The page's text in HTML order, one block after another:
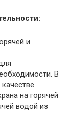
и
В
на горячей
водой из